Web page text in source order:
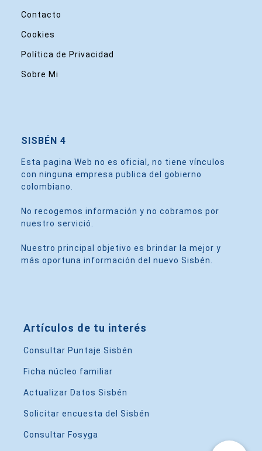
Contacto
Cookies
Política de Privacidad
Sobre Mi
SISBÉN 4
Esta pagina Web no es oficial, no tiene vínculos
con ninguna empresa publica del gobierno
colombiano.
No recogemos información y no cobramos por
nuestro servició.
Nuestro principal objetivo es brindar la mejor y
más oportuna información del nuevo Sisbén.
Artículos de tu interés
Consultar Puntaje Sisbén
Ficha núcleo familiar
Actualizar Datos Sisbén
Solicitar encuesta del Sisbén
Consultar Fosyga